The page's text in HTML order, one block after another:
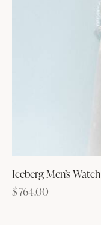
Iceberg Men’s Watch
$764.00